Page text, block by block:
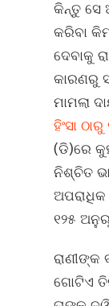
କିନ୍ତୁ ସେ
କରିବା
ଦେବାକୁ
କାରଣରୁ
ମାମଲା
ହିଂସା
(ଡି)ରେ
ନିଶ୍ଚିତ
ଅପରାଧିକ
୧୨୫
ରାଣୀଙ୍କ
ଗୋଟିଏ